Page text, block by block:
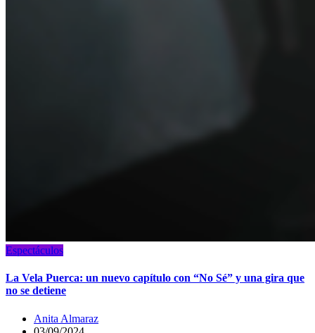
Espectáculos
La Vela Puerca: un nuevo capítulo con “No Sé” y una gira que
no se detiene
Anita Almaraz